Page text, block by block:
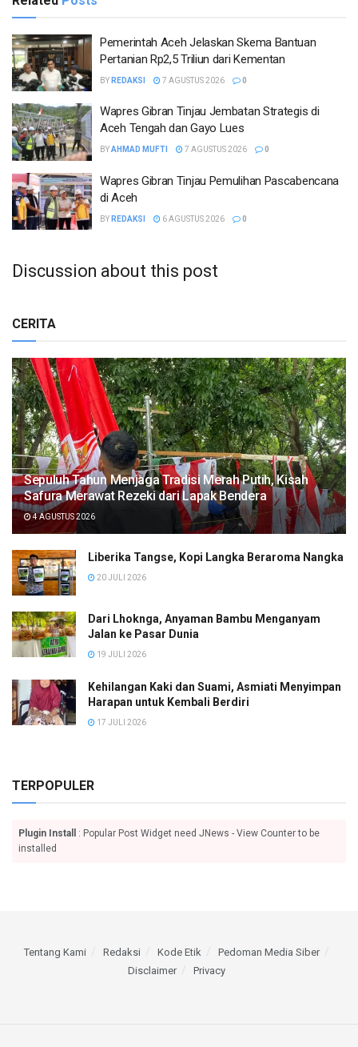
Pemerintah Aceh Jelaskan Skema Bantuan
Pertanian Rp2,5 Triliun dari Kementan
BY REDAKSI 7 AGUSTUS 2026 0
Wapres Gibran Tinjau Jembatan Strategis di
Aceh Tengah dan Gayo Lues
BYAHMAD MUFTI 7 AGUSTUS 2026 0
Wapres Gibran Tinjau Pemulihan Pascabencana
di Aceh
BY REDAKSI 6 AGUSTUS 2026 0
Discussion about this post
CERITA
Sepuluh Tahun Menjaga Tradisi Merah Putih, Kisah
Safura Merawat Rezeki dari Lapak Bendera
4 AGUSTUS 2026
Liberika Tangse, Kopi Langka Beraroma Nangka
20 JULI 2026
Dari Lhoknga, Anyaman Bambu Menganyam
Jalan ke Pasar Dunia
19 JULI 2026
Kehilangan Kaki dan Suami, Asmiati Menyimpan
Harapan untuk Kembali Berdiri
17 JULI 2026
TERPOPULER
Plugin Install
: Popular Post Widget need JNews - View Counter to be
installed
Tentang Kami Redaksi Kode Etik
Pedoman Media Siber
Disclaimer
Privacy